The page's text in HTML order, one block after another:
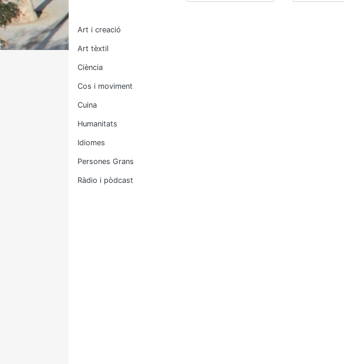
Art i creació
Art tèxtil
Ciència
Cos i moviment
Cuina
Humanitats
Idiomes
Persones Grans
Ràdio i pòdcast